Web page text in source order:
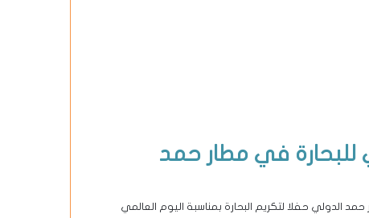
للبحارة في مطار حمد
الدولي حفلا لتكريم البحارة بمناسبة اليوم العالمي